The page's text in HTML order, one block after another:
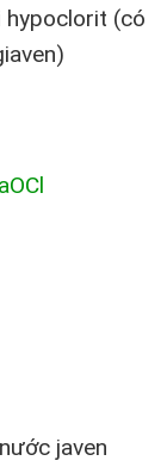
hypoclorit (có
javen